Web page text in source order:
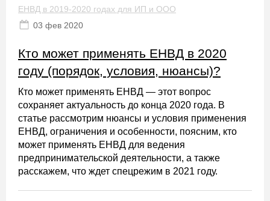
ЕНВД в 2019-2020 годах для ИП и ООО
03 фев 2020
Кто может применять ЕНВД в 2020
году (порядок, условия, нюансы)?
Кто может применять ЕНВД — этот вопрос
сохраняет актуальность до конца 2020 года. В
статье рассмотрим нюансы и условия применения
ЕНВД, ограничения и особенности, поясним, кто
может применять ЕНВД для ведения
предпринимательской деятельности, а также
расскажем, что ждет спецрежим в 2021 году.